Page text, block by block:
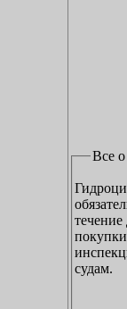
Все
течение
судам.